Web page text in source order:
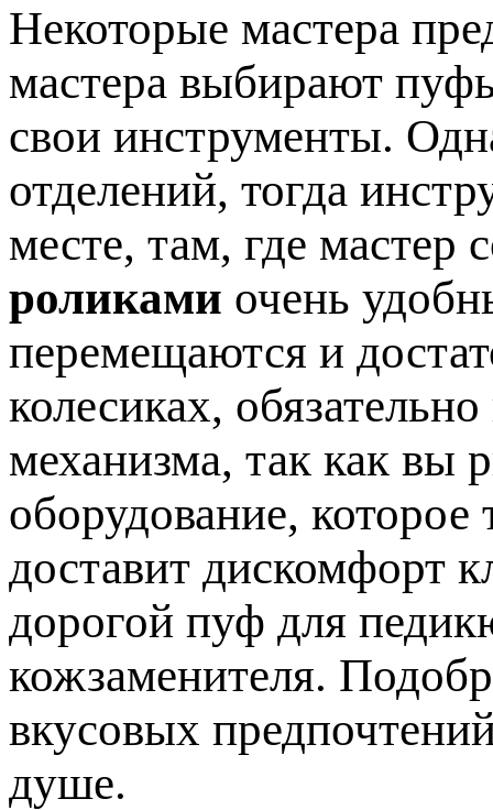
Некоторые мастера
мастера выбирают
свои инструменты.
отделений, тогда
месте, там, где
роликами очень
перемещаются и
колесиках,
механизма, так как вы
оборудование,
доставит дискомфорт
дорогой пуф для
кожзаменителя.
вкусовых
душе.